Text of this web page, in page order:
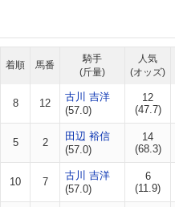
着順 馬番
騎手
(斤量)
人気
(オッズ)
8 12
古川 吉洋
(57.0)
12
(47.7)
5 2
田辺 裕信
(57.0)
14
(68.3)
10 7
古川 吉洋
(57.0)
6
(11.9)